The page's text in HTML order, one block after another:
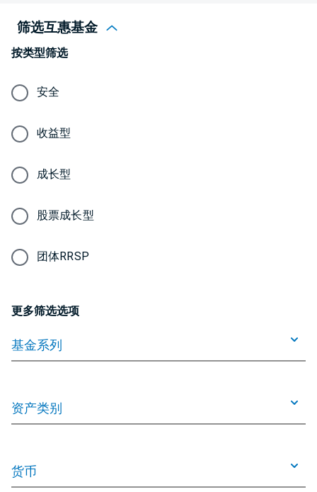
筛选互惠基金
按类型筛选
安全
收益型
成长型
股票成长型
团体RRSP
更多筛选选项
基金系列
资产类别
货币